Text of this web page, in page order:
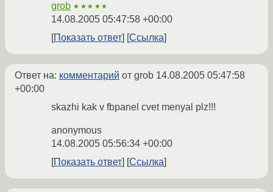
grob ★★★★★
14.08.2005 05:47:58 +00:00
Показать ответ
Ссылка
Ответ на: комментарий от grob 14.08.2005 05:47:58
+00:00
skazhi kak v fbpanel cvet menyal plz!!!
anonymous
14.08.2005 05:56:34 +00:00
Показать ответ
Ссылка